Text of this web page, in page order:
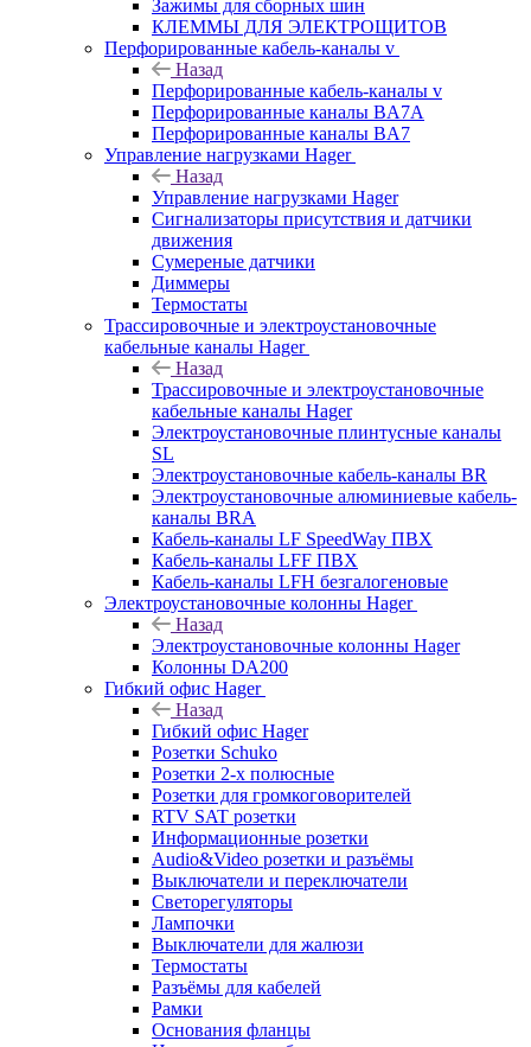
Зажимы для сборных шин
КЛЕММЫ ДЛЯ ЭЛЕКТРОЩИТОВ
Перфорированные кабель-каналы v
Назад
Перфорированные кабель-каналы v
Перфорированные каналы BA7A
Перфорированные каналы BA7
Управление нагрузками Hager
Назад
Управление нагрузками Hager
Сигнализаторы присутствия и датчики
движения
Сумереные датчики
Диммеры
Термостаты
Трассировочные и электроустановочные
кабельные каналы Hager
Назад
Трассировочные и электроустановочные
кабельные каналы Hager
Электроустановочные плинтусные каналы
SL
Электроустановочные кабель-каналы BR
Электроустановочные алюминиевые кабель-
каналы BRA
Кабель-каналы LF SpeedWay ПВХ
Кабель-каналы LFF ПВХ
Кабель-каналы LFH безгалогеновые
Электроустановочные колонны Hager
Назад
Электроустановочные колонны Hager
Колонны DA200
Гибкий офис Hager
Назад
Гибкий офис Hager
Розетки Schuko
Розетки 2-х полюсные
Розетки для громкоговорителей
RTV SAT розетки
Информационные розетки
Audio&Video розетки и разъёмы
Выключатели и переключатели
Светорегуляторы
Лампочки
Выключатели для жалюзи
Термостаты
Разъёмы для кабелей
Рамки
Основания фланцы